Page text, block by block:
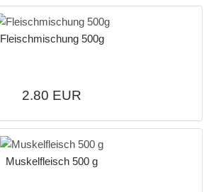
Fleischmischung 500g
2.80 EUR
Muskelfleisch 500 g